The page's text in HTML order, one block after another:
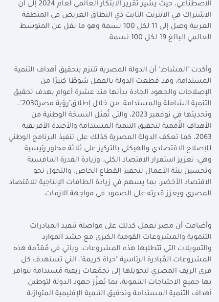
الاصطناعي، حيث يشير تقرير الابتكار العالمي لعام 2024 إلى أن
الاشتراك في الانترنت الثابت ذي النطاق العريض في المنطقة
العربية وصل إلى 11 لكل 100 نسمة وهو ما يقل عن المتوسط
العالمي البالغ 19 لكل 100 نسمة.
وأكدت "المشاط" أن الدولة المصرية تلتزم بتحقيق أهداف التنمية
المستدامة، وقد قطعت الدولة بالفعل شوطًا كبيرًا من
الإصلاحات والجهود الجادة بدأتها منذ عشرة أعوام بهدف تحقيق
التنمية الشاملة والمستدامة، من خلال إطلاق"رؤية مصر2030"،
وتحديثها في نوفمبر 2023، والتي تُمثل النسخة الوطنية من
الأهدافِ الأُمَمية لتحقيق التنمية المستدامة والأجندة الأفريقية
2063، كما تعكف الدولة المصرية كذلك على تنفيذ البرنامج الوطني
للإصلاح الاقتصادي والهيكلي بالتركيز على ثلاثة محاور رئيسية
وهي: تعزيز استقرار الاقتصاد الكلي، وزيادة القدرة التنافسية
وتحسين بيئة الأعمال لتحفيز القطاع الخاص، والتحول نحو
الاقتصاد الأخضر، بما يسهم في زيادة الطاقات الإنتاجية للاقتصاد
المصري ويعزز قدرته على الصمود في مواجهة الازمات.
وأضافت أن مصر تعمل كذلك على مواصلة تنفيذ المبادرات
التنموية والمشروعات القومية الكبرى مع حشد الموارد
والتمويلات التي تتطلبها هذه المشروعات، ويأتي في مُقدِّمة هذه
المشروعات المُبادرة الرئاسية "حياة كريمة"، التي تستهدف كل
قرى الريف المصري لتحويلها إلى تجمّعات ريفية مُستدامة تتوافر
بها جميع الاحتياجات التنموية، بما يُعزِّز جهود الدولة لتوطين
أهداف التنمية المستدامة وتحقيق التنمية الإقليمية المتوازنة.